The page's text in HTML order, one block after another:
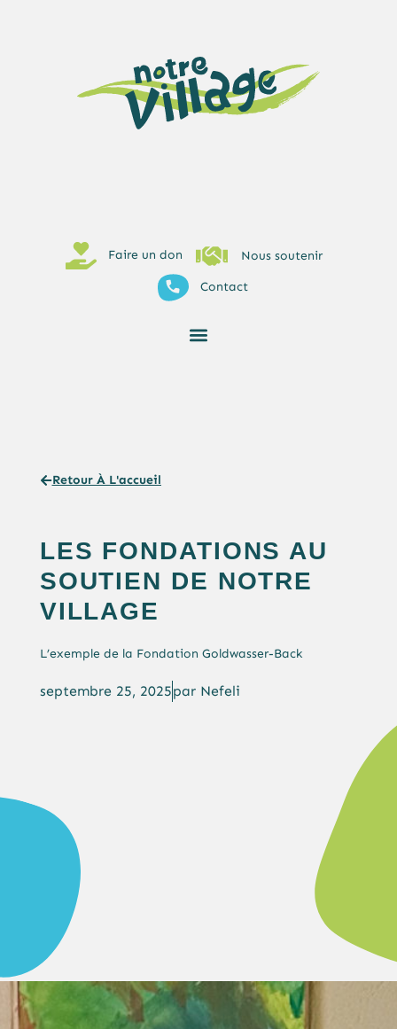
Faire un don Nous soutenir
Contact
Retour À L'accueil
LES FONDATIONS AU
SOUTIEN DE NOTRE
VILLAGE
L’exemple de la Fondation Goldwasser-Back
septembre 25, 2025parNefeli